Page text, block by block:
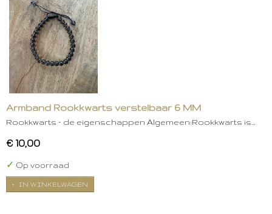
Armband Rookkwarts verstelbaar 6 MM
Rookkwarts – de eigenschappen Algemeen:Rookkwarts is…
€ 10,00
✓ Op voorraad
IN WINKELWAGEN